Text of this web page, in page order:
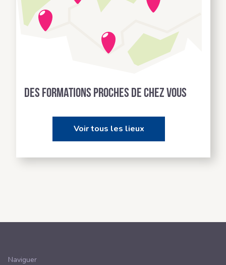
Des formations proches de chez vous
Voir tous les lieux
Naviguer